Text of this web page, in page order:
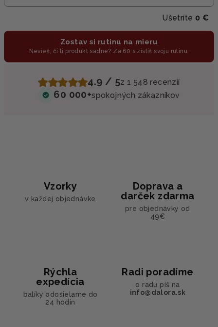
Ušetríte 0 €
Zostav si rutinu na mieru
Nevieš, či ti produkt sadne? Za 60 s zistíš svoju rutinu.
4.9 / 5z 1 548 recenzií
60 000+spokojných zákazníkov
Vzorky
v každej objednávke
Doprava a
darček zdarma
pre objednávky od
49€
Rýchla
expedícia
balíky odosielame do
24 hodín
Radi poradíme
o radu píš na
info@dalora.sk